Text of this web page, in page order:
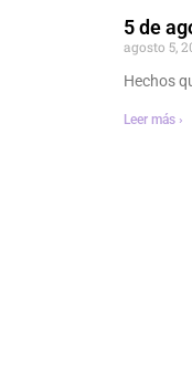
5 de
agosto 5,
Hechos
Leer más ›